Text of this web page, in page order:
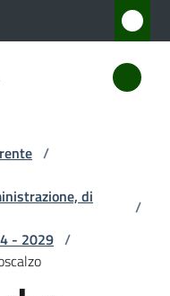
/
di
/
- 2029 /